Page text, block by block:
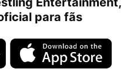
para fãs